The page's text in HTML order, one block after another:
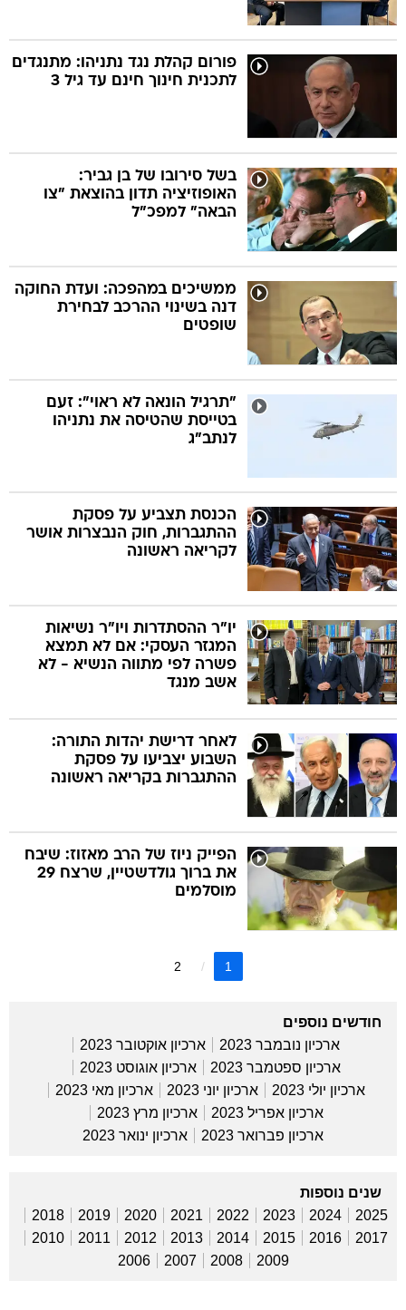
פורום קהלת נגד נתניהו: מתנגדים
לתכנית חינוך חינם עד גיל 3
בשל סירובו של בן גביר:
האופוזיציה תדון בהוצאת "צו
הבאה" למפכ"ל
ממשיכים במהפכה: ועדת החוקה
דנה בשינוי ההרכב לבחירת
שופטים
"תרגיל הונאה לא ראוי": זעם
בטייסת שהטיסה את נתניהו
לנתב"ג
הכנסת תצביע על פסקת
ההתגברות, חוק הנבצרות אושר
לקריאה ראשונה
יו"ר ההסתדרות ויו"ר נשיאות
המגזר העסקי: אם לא תמצא
פשרה לפי מתווה הנשיא - לא
אשב מנגד
לאחר דרישת יהדות התורה:
השבוע יצביעו על פסקת
ההתגברות בקריאה ראשונה
הפייק ניוז של הרב מאזוז: שיבח
את ברוך גולדשטיין, שרצח 29
מוסלמים
1
2
חודשים נוספים
ארכיון נובמבר 2023
ארכיון אוקטובר 2023
ארכיון ספטמבר 2023
ארכיון אוגוסט 2023
ארכיון יולי 2023
ארכיון יוני 2023
ארכיון מאי 2023
ארכיון אפריל 2023
ארכיון מרץ 2023
ארכיון פברואר 2023
ארכיון ינואר 2023
שנים נוספות
2025
2024
2023
2022
2021
2020
2019
2018
2017
2016
2015
2014
2013
2012
2011
2010
2009
2008
2007
2006